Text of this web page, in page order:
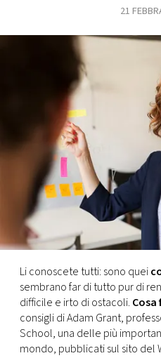
CONCORSI
EVENTI
VIDEO
TV
PRINCIPATO
DI
RMC
CONSIGLIA
21
Li conoscete tutti: sono quei
sembrano far di tutto pur di
difficile e irto di ostacoli. Cosa
consigli di Adam Grant,
School, una delle più
mondo, pubblicati sul sito del